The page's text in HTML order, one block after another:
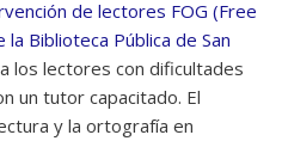
de lectores FOG (Free
Biblioteca Pública de San
los lectores con dificultades
un tutor capacitado. El
y la ortografía en